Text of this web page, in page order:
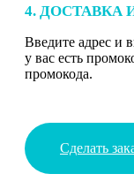
4. ДОСТАВКА
Введите адрес и
у вас есть
промокода.
Сделать